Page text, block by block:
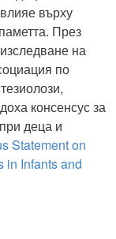
върху
През
на
по
консенсус за
деца и
Statement on
in Infants and